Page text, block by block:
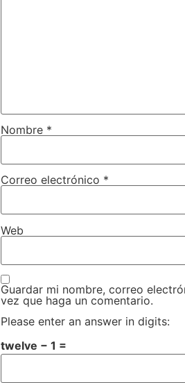
Nombre *
Correo electrónico *
Web
Guardar mi nombre, correo
vez que haga un comentario.
Please enter an answer in digits:
twelve − 1 =